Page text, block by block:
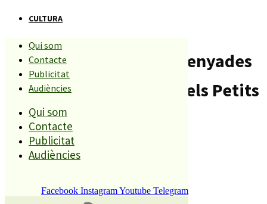
Qui som
Contacte
Publicitat
Audiències
Qui som
Contacte
Publicitat
Audiències
Facebook InstagramYoutube Telegram
CULTURA
El Palafolls Paraules Prenyades
acaba avui i comencen els Petits
Concerts de Cambra
Compartiu aquesta història
REDACCIÓ